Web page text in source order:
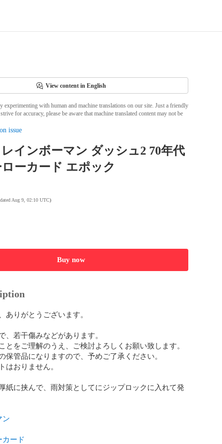
View content in English
experimenting with human and machine translations on our site. Just a friendly
for accuracy, please be aware that machine translated content may not be
issue
レインボーマン ダッシュ2 70年代
ーカード エポック
Aug 9, 02:10 UTC)
Buy now
ありがとうございます。
、若干傷みなどがあります。
とをご理解のうえ、ご検討よろしくお願い致します。
保管品になりますので、予めご了承ください。
はおりません。
紙に挟んで、雨対策としてにジップロックに入れて発
ン
ード